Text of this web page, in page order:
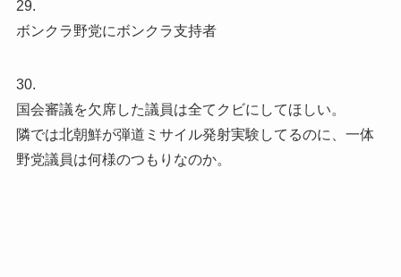
29.
ボンクラ野党にボンクラ支持者
30.
国会審議を欠席した議員は全てクビにしてほしい。
隣では北朝鮮が弾道ミサイル発射実験してるのに、一体
野党議員は何様のつもりなのか。